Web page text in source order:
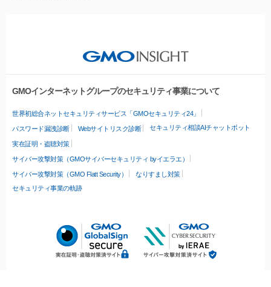
GMOインターネットグループのセキュリティ事業について
世界初総合ネットセキュリティサービス「GMOセキュリティ24」
パスワード漏洩診断 Webサイトリスク診断 セキュリティ相談AIチャットボット
実在証明・盗聴対策
サイバー攻撃対策（GMOサイバーセキュリティ byイエラエ）
サイバー攻撃対策（GMO Flatt Security）
なりすまし対策
セキュリティ事業の軌跡